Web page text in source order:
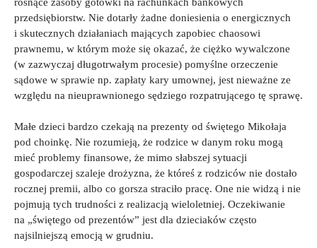
przedsiębiorstw. Nie dotarły żadne doniesienia o energicznych
i skutecznych działaniach mających zapobiec chaosowi
prawnemu, w którym może się okazać, że ciężko wywalczone
(w zazwyczaj długotrwałym procesie) pomyślne orzeczenie
sądowe w sprawie np. zapłaty kary umownej, jest nieważne ze
względu na nieuprawnionego sędziego rozpatrującego tę sprawę.
Małe dzieci bardzo czekają na prezenty od świętego Mikołaja
pod choinkę. Nie rozumieją, że rodzice w danym roku mogą
mieć problemy finansowe, że mimo słabszej sytuacji
gospodarczej szaleje drożyzna, że któreś z rodziców nie dostało
rocznej premii, albo co gorsza straciło pracę. One nie widzą i nie
pojmują tych trudności z realizacją wieloletniej. Oczekiwanie
na „świętego od prezentów” jest dla dzieciaków często
najsilniejszą emocją w grudniu.